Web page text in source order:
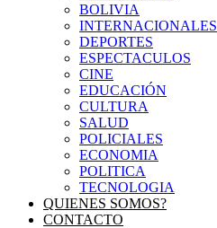
BOLIVIA
INTERNACIONALES
DEPORTES
ESPECTACULOS
CINE
EDUCACIÓN
CULTURA
SALUD
POLICIALES
ECONOMIA
POLITICA
TECNOLOGIA
QUIENES SOMOS?
CONTACTO